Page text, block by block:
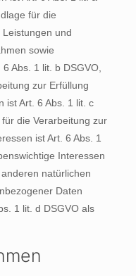
für die
und
sowie
Abs. 1 lit. b DSGVO,
zur Erfüllung
ist Art. 6 Abs. 1 lit. c
die Verarbeitung zur
ist Art. 6 Abs. 1
Interessen
natürlichen
Daten
1 lit. d DSGVO als